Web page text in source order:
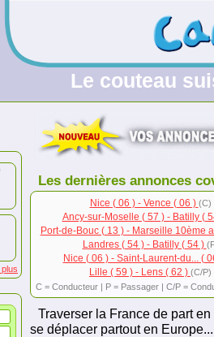
Le couteau
Les dernières annonces
Nice ( 06 ) - Vence ( 06 ) (C)
Ancy-sur-Moselle ( 57 ) - Batilly (
Port-de-Bouc ( 13 ) - Marseille 10ème
Landres ( 54 ) - Batilly ( 54 )
Nice ( 06 ) - Saint-Laurent-du... (
Lille ( 59 ) - Lens ( 62 ) (C/P)
C = Conducteur | P = Passager | C/P =
Traverser la France de part
se déplacer partout en Europe...